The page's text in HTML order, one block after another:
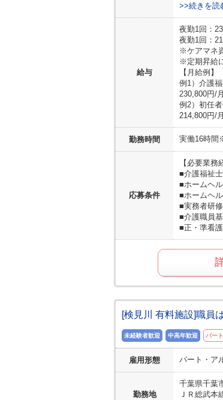
>>続きを読
給与
夜勤1回：
夜勤1回：
※ケアマネ
※定期昇給
【月給例】
例1）介護
230,800円/月
例2）初任
214,800円/月
勤務時間 実働16時間
応募条件
【必要業務
■介護福祉士
■ホームヘ
■ホームヘ
■実務者研修
■介護職員
■正・準看
[検見川 有料施設]職員
未経験者歓迎 中高年歓迎 パー
雇用形態 パート・ア
勤務地
千葉県千葉
ＪＲ総武本